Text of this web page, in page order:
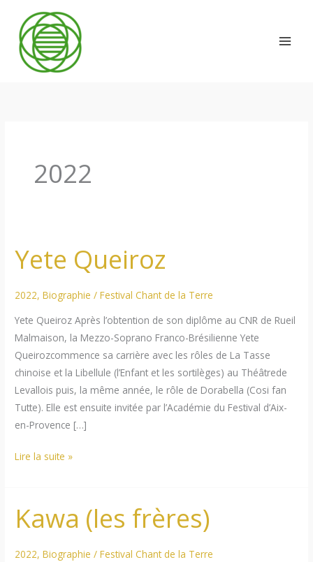
contenu
2022
Yete Queiroz
2022,Biographie /Festival Chant de la Terre
Yete Queiroz Après l’obtention de son diplôme au CNR de Rueil
Malmaison, la Mezzo-Soprano Franco-Brésilienne Yete
Queirozcommence sa carrière avec les rôles de La Tasse
chinoise et la Libellule (l’Enfant et les sortilèges) au Théâtrede
Levallois puis, la même année, le rôle de Dorabella (Cosi fan
Tutte). Elle est ensuite invitée par l’Académie du Festival d’Aix-
en-Provence […]
Yete
Lire la suite »
Kawa (les frères)
2022,Biographie /Festival Chant de la Terre